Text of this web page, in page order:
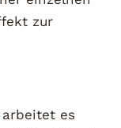
zur
es